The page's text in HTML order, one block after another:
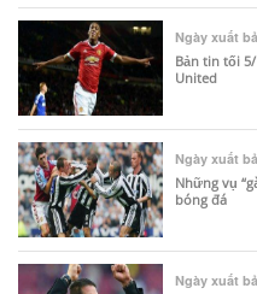
Ngày xuất
Bản tin tối
United
Ngày xuất
Những vụ
bóng đá
Ngày xuất